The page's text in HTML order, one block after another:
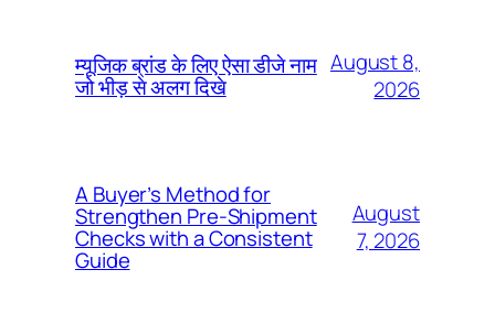
म्यूजिक ब्रांड के लिए ऐसा डीजे नाम
जो भीड़ से अलग दिखे
August 8,
2026
A Buyer’s Method for
Strengthen Pre-Shipment
Checks with a Consistent
Guide
August
7, 2026